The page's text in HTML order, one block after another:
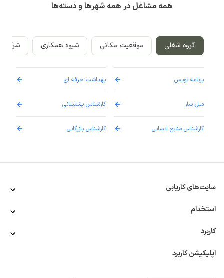
همه مشاغل در همه شهرها و دسته‌ها
گروه شغلی موقعیت مکانی شیوه همکاری
برنامه نویس
مبل ساز
کارشناس منابع انسانی
بهداشت حرفه ای
کارشناس پشتیبانی
کارشناس بازرگانی
سایت‌های کاریابی
استخدام
کاربرد
اپلیکیشن کاربرد